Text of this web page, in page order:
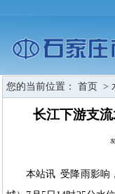
您的当前位置： 首页 >
长江下游支
本站讯 受降雨影响